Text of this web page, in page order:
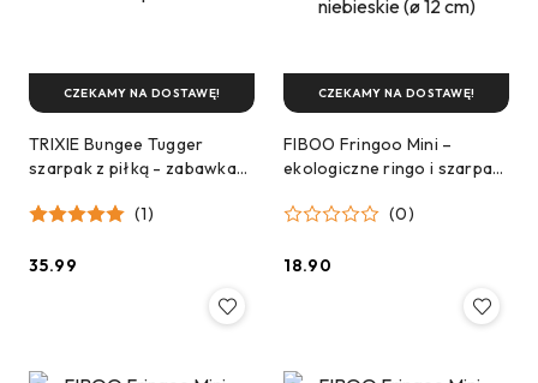
TRIXIE Bungee Tugger
szarpak z piłką - zabawka
(1)
Cena:
35.99
CZEKAMY NA DOSTAWĘ!
FIBOO Fringoo Mini –
ekologiczne ringo i szarpak
niebieskie (ø 12 cm)
(0)
Cena:
18.90
CZEKAMY NA DOSTAWĘ!